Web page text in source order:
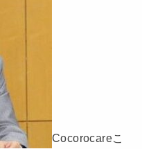
Cocorocareこ